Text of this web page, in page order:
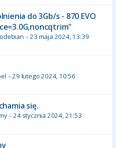
do 3Gb/s - 870 EVO
«23 maja 2024, 13:39
«29 lutego 2024, 10:56
się.
«24 stycznia 2024, 21:53